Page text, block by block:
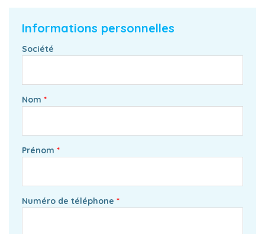
Informations personnelles
Société
Nom
Prénom
Numéro de téléphone